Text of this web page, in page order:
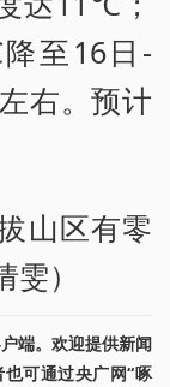
至16日-
右。预计
山区有零
）
端。欢迎提供新闻
可通过央广网“啄